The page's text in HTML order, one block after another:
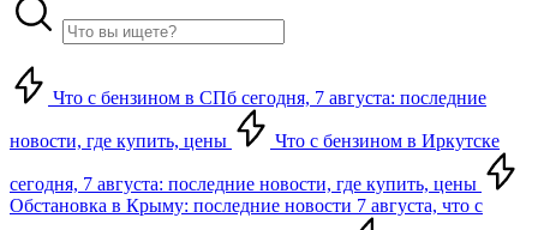
Что с бензином в СПб сегодня, 7 августа: последние
новости, где купить, цены Что с бензином в Иркутске
сегодня, 7 августа: последние новости, где купить, цены
Обстановка в Крыму: последние новости 7 августа, что с